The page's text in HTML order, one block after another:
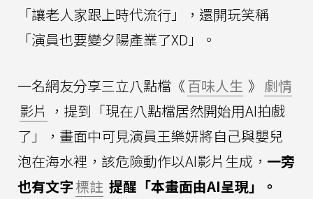
「讓老人家跟上時代流行」，還開玩笑稱
「演員也要變夕陽產業了XD」。
一名網友分享三立八點檔《百味人生 》 劇情
影片 ，提到「現在八點檔居然開始用AI拍戲
了」，畫面中可見演員王樂妍將自己與嬰兒
泡在海水裡，該危險動作以AI影片生成， 一旁
也有文字標註 提醒「本畫面由AI呈現」。